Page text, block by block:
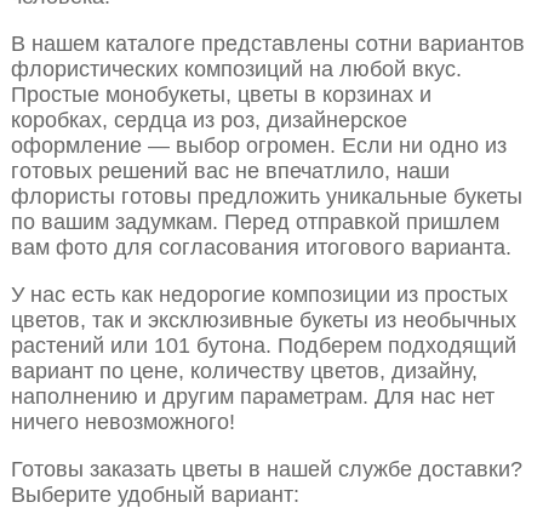
В нашем каталоге представлены сотни вариантов
флористических композиций на любой вкус.
Простые монобукеты, цветы в корзинах и
коробках, сердца из роз, дизайнерское
оформление — выбор огромен. Если ни одно из
готовых решений вас не впечатлило, наши
флористы готовы предложить уникальные букеты
по вашим задумкам. Перед отправкой пришлем
вам фото для согласования итогового варианта.
У нас есть как недорогие композиции из простых
цветов, так и эксклюзивные букеты из необычных
растений или 101 бутона. Подберем подходящий
вариант по цене, количеству цветов, дизайну,
наполнению и другим параметрам. Для нас нет
ничего невозможного!
Готовы заказать цветы в нашей службе доставки?
Выберите удобный вариант: